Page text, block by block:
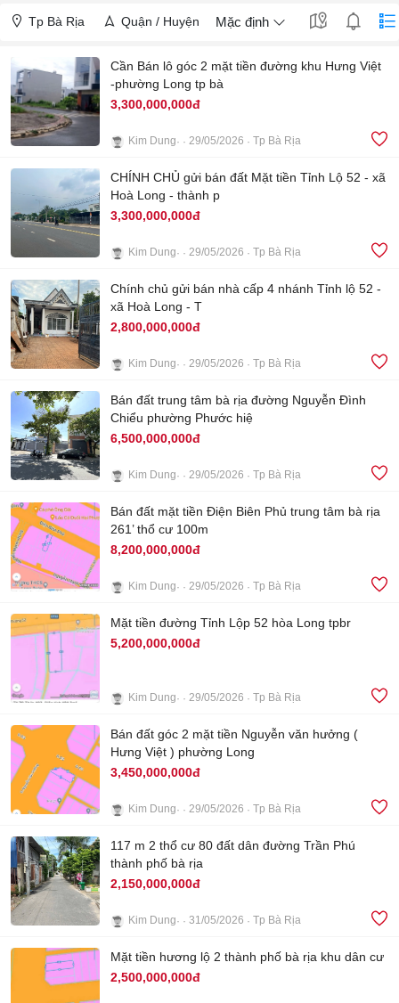
Tp Bà Rịa Quận / Huyện Mặc định
Cần Bán lô góc 2 mặt tiền đường khu Hưng Việt
-phường Long tp bà
3,300,000,000đ
Kim Dung 29/05/2026 Tp Bà Rịa
CHÍNH CHỦ gửi bán đất Mặt tiền Tỉnh Lộ 52 - xã
Hoà Long - thành p
3,300,000,000đ
Kim Dung 29/05/2026 Tp Bà Rịa
Chính chủ gửi bán nhà cấp 4 nhánh Tỉnh lộ 52 -
xã Hoà Long - T
2,800,000,000đ
Kim Dung 29/05/2026 Tp Bà Rịa
Bán đất trung tâm bà rịa đường Nguyễn Đình
Chiểu phường Phước hiệ
6,500,000,000đ
Kim Dung 29/05/2026 Tp Bà Rịa
Bán đất mặt tiền Điện Biên Phủ trung tâm bà rịa
261’ thổ cư 100m
8,200,000,000đ
Kim Dung 29/05/2026 Tp Bà Rịa
Mặt tiền đường Tỉnh Lộp 52 hòa Long tpbr
5,200,000,000đ
Kim Dung 29/05/2026 Tp Bà Rịa
Bán đất góc 2 mặt tiền Nguyễn văn hưởng (
Hưng Việt ) phường Long
3,450,000,000đ
Kim Dung 29/05/2026 Tp Bà Rịa
117 m 2 thổ cư 80 đất dân đường Trần Phú
thành phố bà rịa
2,150,000,000đ
Kim Dung 31/05/2026 Tp Bà Rịa
Mặt tiền hương lộ 2 thành phố bà rịa khu dân cư
2,500,000,000đ